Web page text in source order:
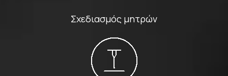
Σχεδιασμός μητρών